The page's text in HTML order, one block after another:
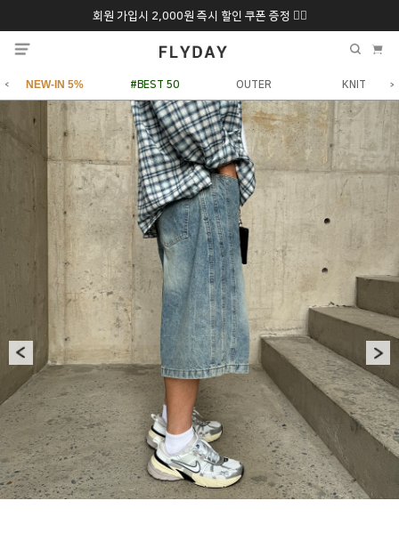
회원 가입시 2,000원 즉시 할인 쿠폰 증정 ❤️‍🔥
추석 특별 할인 10~20% 9/6 화 ~ 9/12월
NEW-IN 5% #BEST 50 OUTER KNIT